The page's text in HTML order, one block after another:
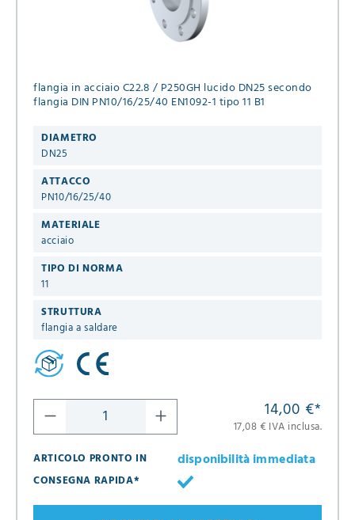
flangia in acciaio C22.8 / P250GH lucido DN25 secondo
flangia DIN PN10/16/25/40 EN1092-1 tipo 11 B1
DIAMETRO
DN25
ATTACCO
PN10/16/25/40
MATERIALE
acciaio
TIPO DI NORMA
11
STRUTTURA
flangia a saldare
14,00 €*
17,08 € IVA inclusa.
ARTICOLO PRONTO IN
disponibilità immediata
CONSEGNA RAPIDA*